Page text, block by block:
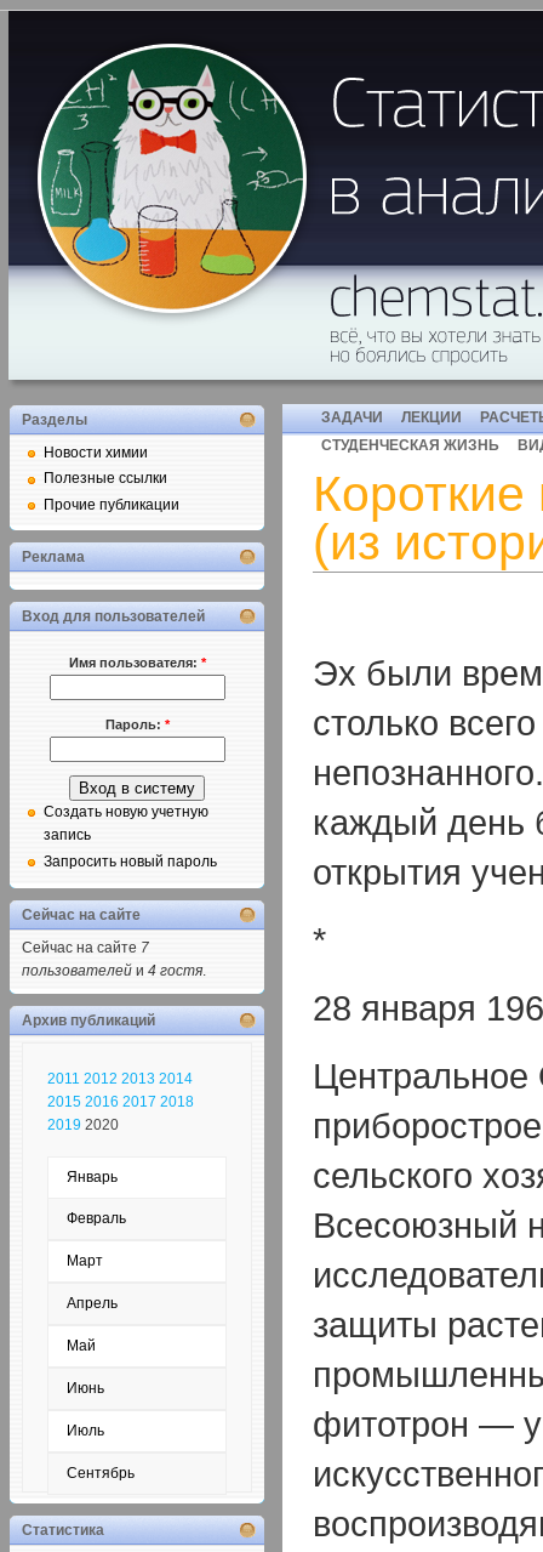
ЗАДАЧИ ЛЕКЦИИ
СТУДЕНЧЕСКАЯ ЖИЗНЬ
Короткие
(из
Эх были
столько
каждый
открытия
*
28 января
сельского
Всесоюзный
защиты
фитотрон —
Разделы
Новости химии
Полезные ссылки
Прочие публикации
Реклама
Вход для пользователей
Имя пользователя: *
Пароль: *
Создать новую учетную
запись
Запросить новый пароль
Сейчас на сайте
Сейчас на сайте 7
пользователей и 4 гостя.
Архив публикаций
2011 2012 2013 2014
2015 2016 2017 2018
2019 2020
Январь
Февраль
Март
Апрель
Май
Июнь
Июль
Сентябрь
Статистика